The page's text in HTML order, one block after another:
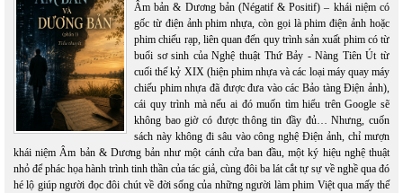
Âm bản & Dương bản (Négatif & Positif) – khái niệm có
gốc từ điện ảnh phim nhựa, còn gọi là phim điện ảnh hoặc
phim chiếu rạp, liên quan đến quy trình sản xuất phim có từ
buổi sơ sinh của Nghệ thuật Thứ Bảy - Nàng Tiên Út từ
cuối thế kỷ XIX (hiện phim nhựa và các loại máy quay máy
chiếu phim nhựa đã được đưa vào các Bảo tàng Điện ảnh),
cái quy trình mà nếu ai đó muốn tìm hiểu trên Google sẽ
không bao giờ có được thông tin đầy đủ… Nhưng, cuốn
sách này không đi sâu vào công nghệ Điện ảnh, chỉ mượn
khái niệm Âm bản & Dương bản như một cánh cửa ban đầu, một ký hiệu nghệ thuật
nhỏ để phác họa hành trình tinh thần của tác giả, cùng đôi ba lát cắt tự sự về nghề qua đó
hé lộ giúp người đọc đôi chút về đời sống của những người làm phim Việt qua mấy thế